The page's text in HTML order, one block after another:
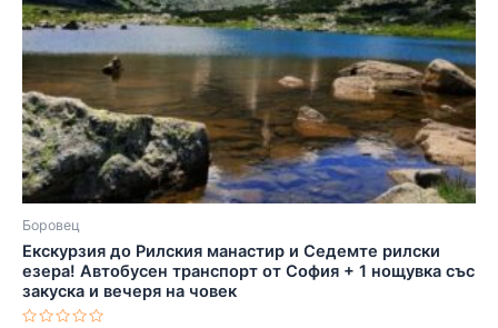
Боровец
Екскурзия до Рилския манастир и Седемте рилски
езера! Автобусен транспорт от София + 1 нощувка със
закуска и вечеря на човек